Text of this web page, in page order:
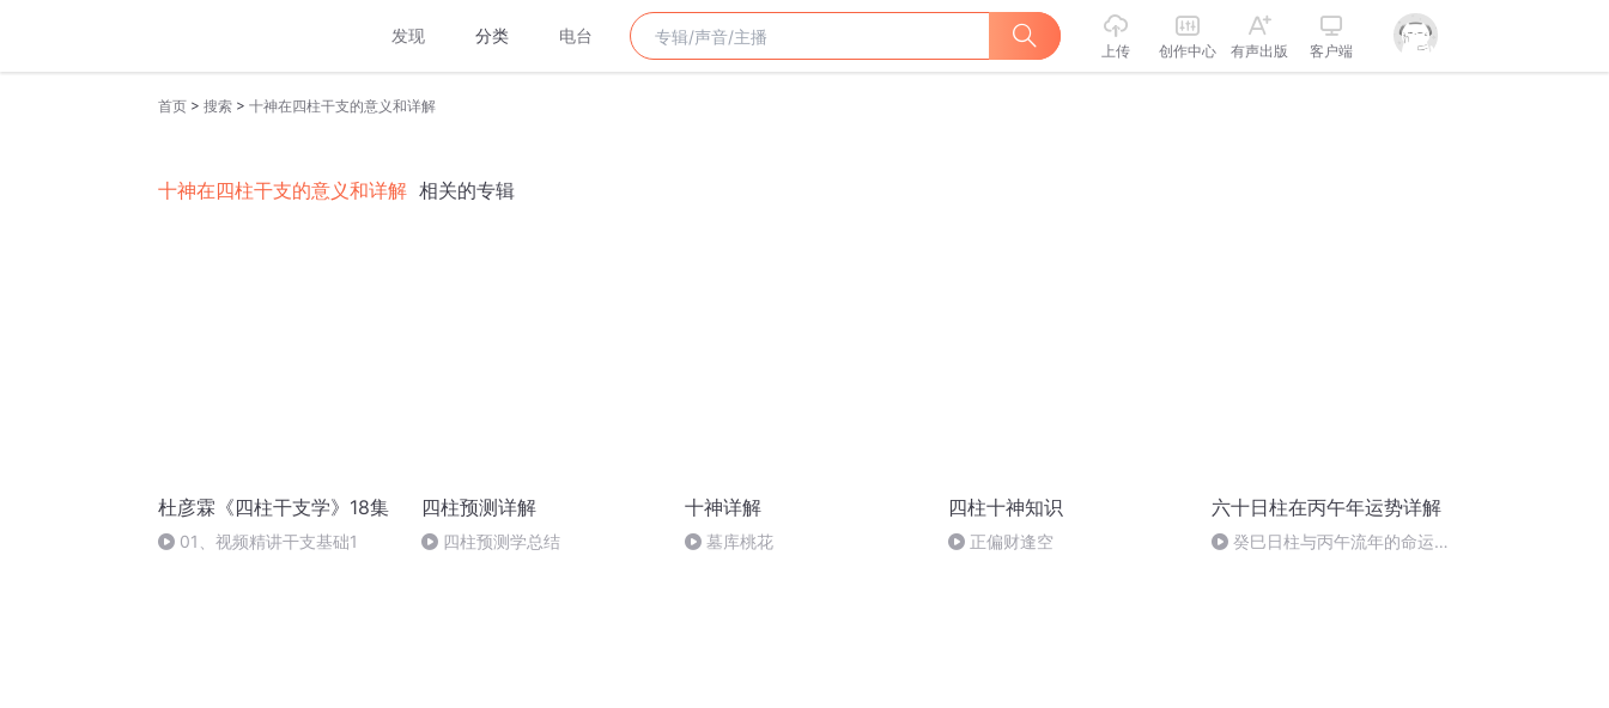
发现 分类 电台
上传 创作中心 有声出版 客户端
首页 > 搜索 > 十神在四柱干支的意义和详解
十神在四柱干支的意义和详解 相关的专辑
杜彦霖《四柱干支学》18集
01、视频精讲干支基础1
四柱预测详解
四柱预测学总结
十神详解
墓库桃花
四柱十神知识
正偏财逢空
六十日柱在丙午年运势详解
癸巳日柱与丙午流年的命运交